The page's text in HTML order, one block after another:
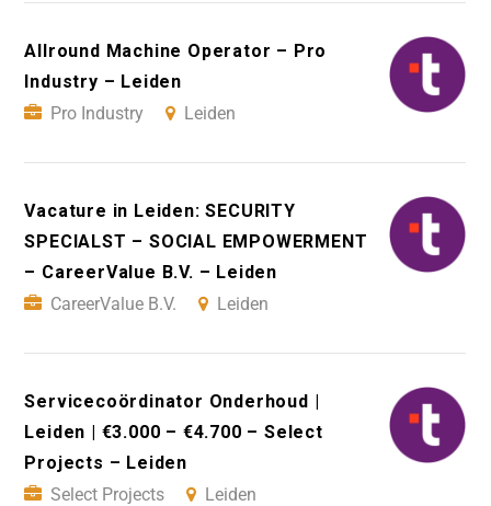
Allround Machine Operator – Pro
Industry – Leiden
Pro Industry
Leiden
Vacature in Leiden: SECURITY
SPECIALST – SOCIAL EMPOWERMENT
– CareerValue B.V. – Leiden
CareerValue B.V.
Leiden
Servicecoördinator Onderhoud |
Leiden | €3.000 – €4.700 – Select
Projects – Leiden
Select Projects
Leiden